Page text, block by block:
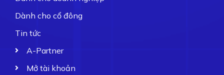
Dành cho cổ đông
Tin tức
A-Partner
Mở tài khoản